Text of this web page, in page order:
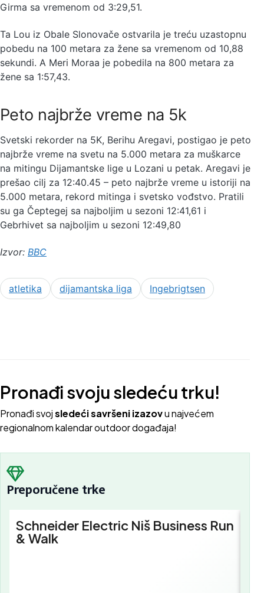
Girma sa vremenom od 3:29,51.
Ta Lou iz Obale Slonovače ostvarila je treću uzastopnu
pobedu na 100 metara za žene sa vremenom od 10,88
sekundi. A Meri Moraa je pobedila na 800 metara za
žene sa 1:57,43.
Peto najbrže vreme na 5k
Svetski rekorder na 5K, Berihu Aregavi, postigao je peto
najbrže vreme na svetu na 5.000 metara za muškarce
na mitingu Dijamantske lige u Lozani u petak. Aregavi je
prešao cilj za 12:40.45 – peto najbrže vreme u istoriji na
5.000 metara, rekord mitinga i svetsko vođstvo. Pratili
su ga Čeptegej sa najboljim u sezoni 12:41,61 i
Gebrhivet sa najboljim u sezoni 12:49,80
Izvor: BBC
atletika dijamantska liga Ingebrigtsen
Pronađi svoju sledeću trku!
Pronađi svojsledeći savršeni izazovu najvećem
regionalnom kalendar outdoor događaja!
Preporučene trke
Schneider Electric Niš Business Run
& Walk